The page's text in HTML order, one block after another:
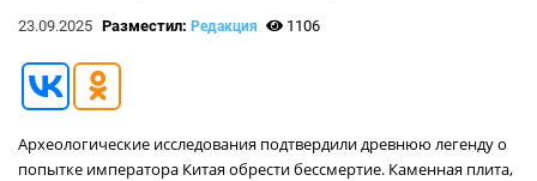
23.09.2025 Разместил: Редакция 1106
Археологические исследования подтвердили древнюю легенду о
попытке императора Китая обрести бессмертие. Каменная плита,